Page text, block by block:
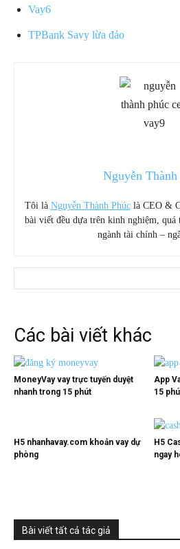
Vay6
TPBank Savy lừa đảo
Nguyễn Thành
Tôi là Nguyễn Thành Phúclà CEO &
bài viết đều dựa trên kinh nghiệm,
ngành tài chính –
Các bài viết khác
MoneyVay vay trực tuyến duyệt
nhanh trong 15 phút
App
15
H5 nhanhavay.com khoản vay dự
phòng
H5
ngay
Bài viết tất cả tác giả